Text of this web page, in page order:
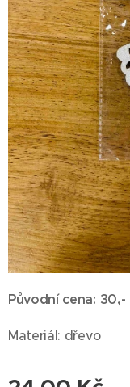
Původní cena: 30,-
Materiál: dřevo